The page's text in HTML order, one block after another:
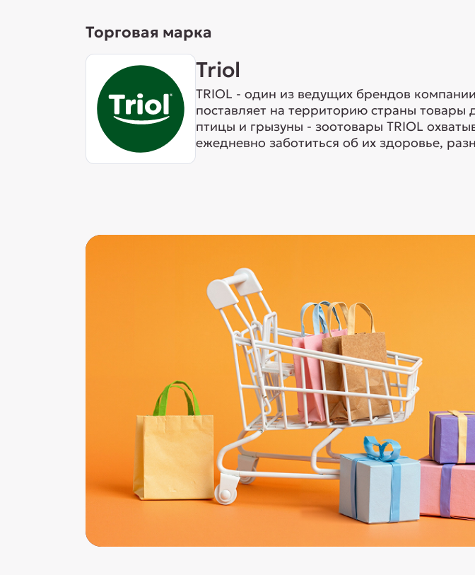
Торговая марка
Triol
TRIOL - один из ведущих брендов
поставляет на территорию страны
птицы и грызуны - зоотовары TRIOL
ежедневно заботиться об их здоровье,